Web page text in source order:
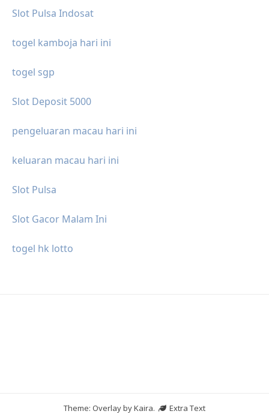
Slot Pulsa Indosat
togel kamboja hari ini
togel sgp
Slot Deposit 5000
pengeluaran macau hari ini
keluaran macau hari ini
Slot Pulsa
Slot Gacor Malam Ini
togel hk lotto
Theme: Overlay byKaira.
Extra Text